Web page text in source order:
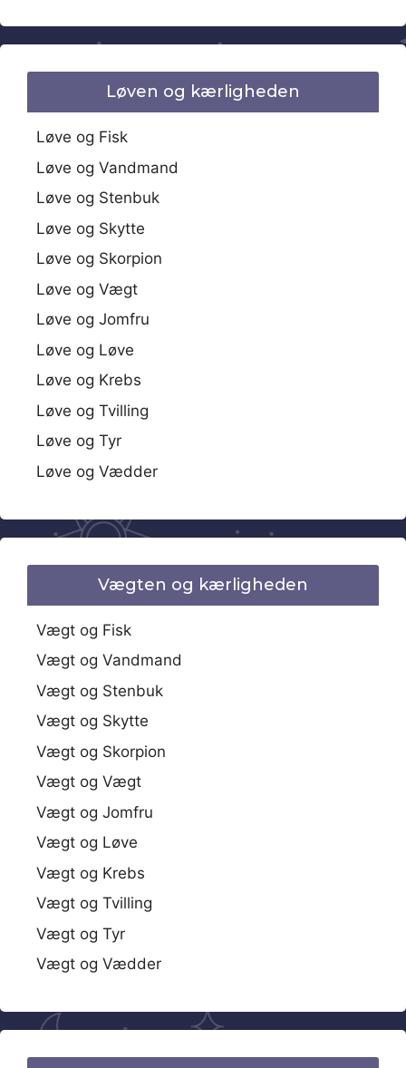
Løven og kærligheden
Løve og Fisk
Løve og Vandmand
Løve og Stenbuk
Løve og Skytte
Løve og Skorpion
Løve og Vægt
Løve og Jomfru
Løve og Løve
Løve og Krebs
Løve og Tvilling
Løve og Tyr
Løve og Vædder
Vægten og kærligheden
Vægt og Fisk
Vægt og Vandmand
Vægt og Stenbuk
Vægt og Skytte
Vægt og Skorpion
Vægt og Vægt
Vægt og Jomfru
Vægt og Løve
Vægt og Krebs
Vægt og Tvilling
Vægt og Tyr
Vægt og Vædder